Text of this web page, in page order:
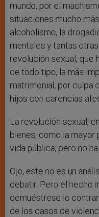
mundo, por el
situaciones mucho
alcoholismo, la
mentales y tantas
revolución sexual, que
de todo tipo, la más
matrimonial, por culpa
hijos con carencias
La revolución sexual,
bienes, como la mayor
vida pública; pero no
Ojo, este no es un
debatir. Pero el hecho
demuéstrese lo
de los casos de